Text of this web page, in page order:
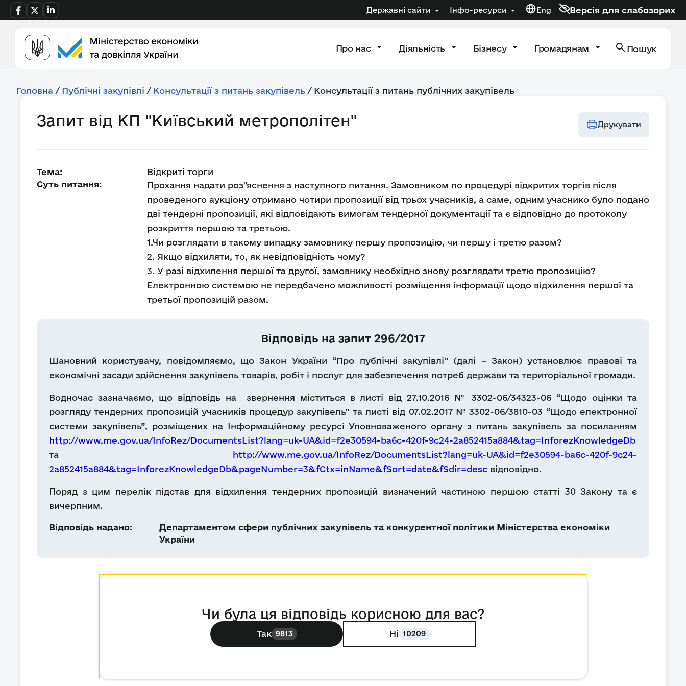
Державні сайти Інфо-ресурси Eng Версія для слабозорих
Про нас Діяльність Бізнесу Громадянам Пошук
Головна / Публічні закупівлі / Консультації з питань закупівель / Консультації з питань публічних закупівель
Запит від КП "Київський метрополітен" Друкувати
Тема:
Відкриті торги
Суть питання:
Прохання надати роз"яснення з наступного питання. Замовником по процедурі відкритих торгів після
проведеного аукціону отримано чотири пропозиції від трьох учасників, а саме, одним учаснико було подано
дві тендерні пропозиції, які відповідають вимогам тендерної документації та є відповідно до протоколу
розкриття першою та третьою.
1.Чи розглядати в такому випадку замовнику першу пропозицію, чи першу і третю разом?
2. Якщо відхиляти, то, як невідповідність чому?
3. У разі відхилення першої та другої, замовнику необхідно знову розглядати третю пропозицію?
Електронною системою не передбачено можливості розміщення інформації щодо відхилення першої та
третьої пропозицій разом.
Відповідь на запит 296/2017
Шановний користувачу, повідомляємо, що Закон України “Про публічні закупівлі” (далі – Закон) установлює правові та
економічні засади здійснення закупівель товарів, робіт і послуг для забезпечення потреб держави та територіальної громади.
Водночас зазначаємо, що відповідь на звернення міститься в листі від 27.10.2016 № 3302-06/34323-06 “Щодо оцінки та
розгляду тендерних пропозицій учасників процедур закупівель” та листі від 07.02.2017 № 3302-06/3810-03 “Щодо електронної
системи закупівель”, розміщених на Інформаційному ресурсі Уповноваженого органу з питань закупівель за посиланням
http://www.me.gov.ua/InfoRez/DocumentsList?lang=uk-UA&id=f2e30594-ba6c-420f-9c24-2a852415a884&tag=InforezKnowledgeDb
та http://www.me.gov.ua/InfoRez/DocumentsList?lang=uk-UA&id=f2e30594-ba6c-420f-9c24-
2a852415a884&tag=InforezKnowledgeDb&pageNumber=3&fCtx=inName&fSort=date&fSdir=desc відповідно.
Поряд з цим перелік підстав для відхилення тендерних пропозицій визначений частиною першою статті 30 Закону та є
вичерпним.
Відповідь надано:
Департаментом сфери публічних закупівель та конкурентної політики Міністерства економіки
України
Чи була ця відповідь корисною для вас?
Так 9813 Ні 10209